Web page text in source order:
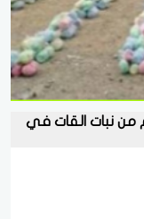
200 كيلوجرام من نبات القات في